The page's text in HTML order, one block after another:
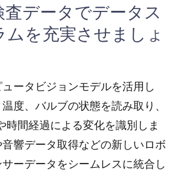
査データでデータス
ムを充実させましょ
ータビジョンモデルを活用し
度、バルブの状態を読み取り、
時間経過による変化を識別しま
響データ取得などの新しいロボ
ーデータをシームレスに統合し